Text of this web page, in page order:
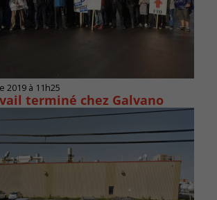
2019 à 11h25
terminé chez Galvano